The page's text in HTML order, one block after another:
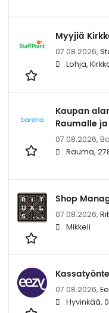
Myyjiä
07.08.2026,
Lohja,
Kaupan
Raumalle
07.08.2026,
Rauma,
Shop
07.08.2026,
Mikkeli
07.08.2026,
Hyvinkää,